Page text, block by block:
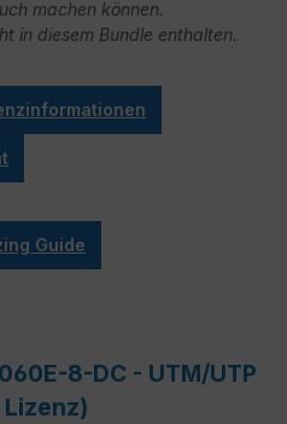
machen können.
in diesem Bundle enthalten.
Guide
8-DC - UTM/UTP